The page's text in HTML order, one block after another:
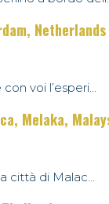
Netherlands
voi l’esperi...
Melaka,
città di Malac...